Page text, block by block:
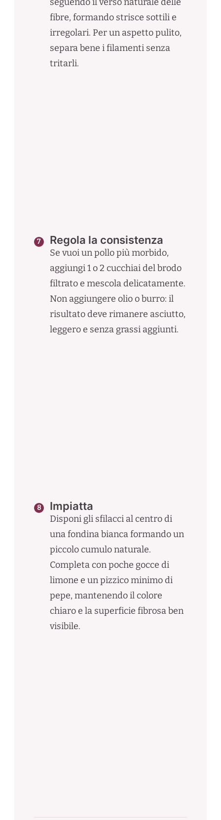
fibre, formando strisce sottili e
irregolari. Per un aspetto pulito,
separa bene i filamenti senza
tritarli.
Regola la consistenza
Se vuoi un pollo più morbido,
aggiungi 1 o 2 cucchiai del brodo
filtrato e mescola delicatamente.
Non aggiungere olio o burro: il
risultato deve rimanere asciutto,
leggero e senza grassi aggiunti.
Impiatta
Disponi gli sfilacci al centro di
una fondina bianca formando un
piccolo cumulo naturale.
Completa con poche gocce di
limone e un pizzico minimo di
pepe, mantenendo il colore
chiaro e la superficie fibrosa ben
visibile.